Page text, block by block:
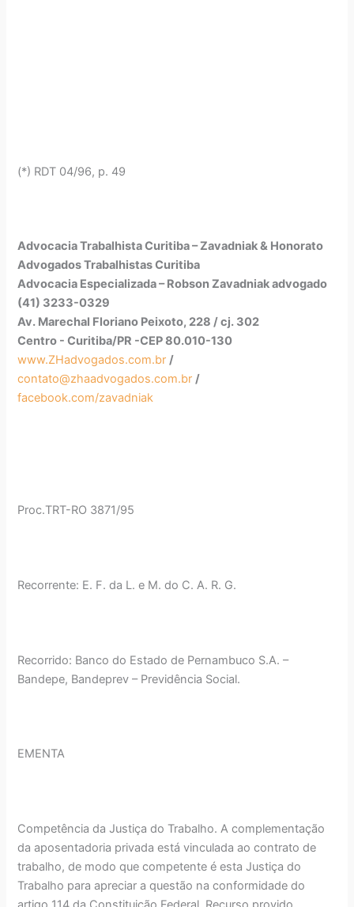
(*) RDT 04/96, p. 49
Advocacia Trabalhista Curitiba – Zavadniak & Honorato
Advogados Trabalhistas Curitiba
Advocacia Especializada – Robson Zavadniak advogado
(41) 3233-0329
Av. Marechal Floriano Peixoto, 228 / cj. 302
Centro - Curitiba/PR -CEP 80.010-130
www.ZHadvogados.com.br /
contato@zhaadvogados.com.br /
facebook.com/zavadniak
Proc.TRT-RO 3871/95
Recorrente: E. F. da L. e M. do C. A. R. G.
Recorrido: Banco do Estado de Pernambuco S.A. –
Bandepe, Bandeprev – Previdência Social.
EMENTA
Competência da Justiça do Trabalho. A complementação
da aposentadoria privada está vinculada ao contrato de
trabalho, de modo que competente é esta Justiça do
Trabalho para apreciar a questão na conformidade do